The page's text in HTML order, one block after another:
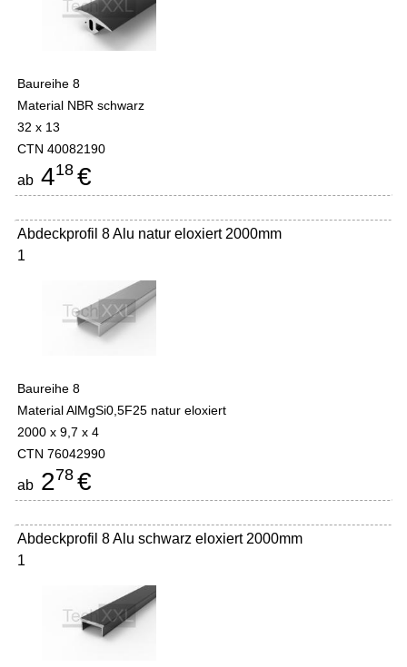
Baureihe 8
Material NBR schwarz
32 x 13
CTN 40082190
ab 418 €
Abdeckprofil 8 Alu natur eloxiert 2000mm
1
Baureihe 8
Material AlMgSi0,5F25 natur eloxiert
2000 x 9,7 x 4
CTN 76042990
ab 278 €
Abdeckprofil 8 Alu schwarz eloxiert 2000mm
1